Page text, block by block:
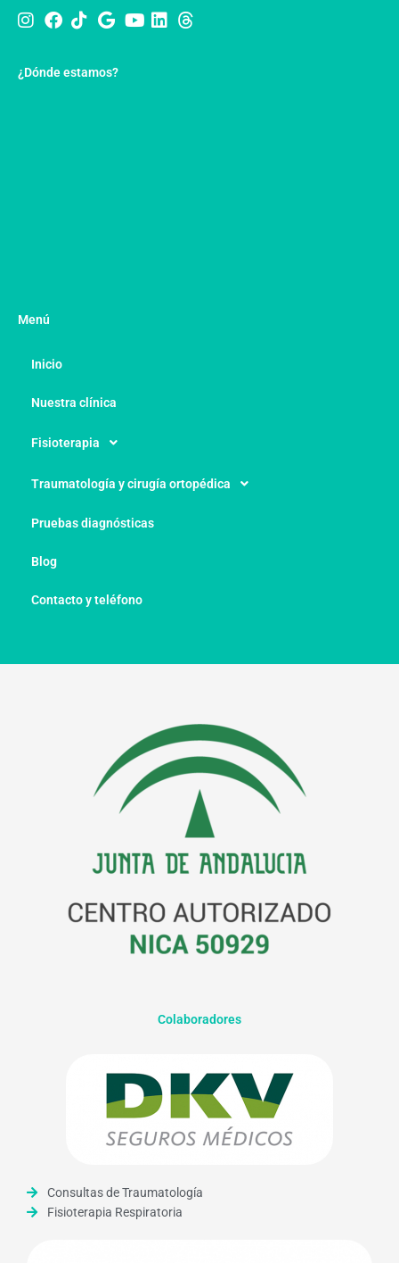
¿Dónde estamos?
Menú
Inicio
Nuestra clínica
Fisioterapia
Traumatología y cirugía ortopédica
Pruebas diagnósticas
Blog
Contacto y teléfono
Colaboradores
Consultas de Traumatología
Fisioterapia Respiratoria